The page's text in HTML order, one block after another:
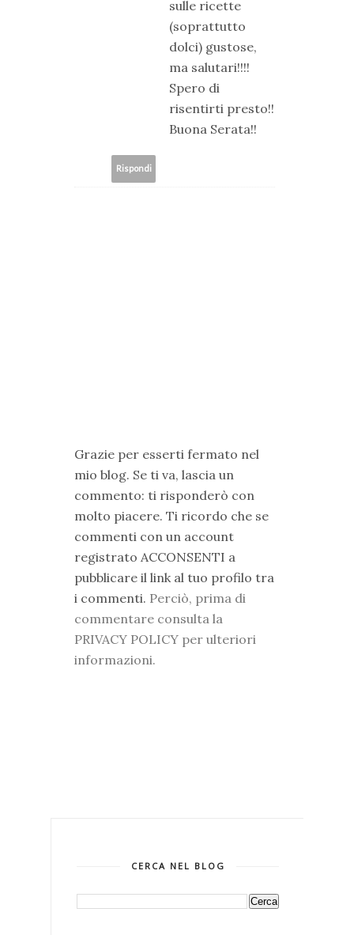
sulle ricette
(soprattutto
dolci) gustose,
ma salutari!!!!
Spero di
risentirti presto!!
Buona Serata!!
Rispondi
Grazie per esserti fermato nel
mio blog. Se ti va, lascia un
commento: ti risponderò con
molto piacere. Ti ricordo che se
commenti con un account
registrato ACCONSENTI a
pubblicare il link al tuo profilo tra
i commenti. Perciò, prima di
commentare consulta la
PRIVACY POLICY per ulteriori
informazioni.
CERCA NEL BLOG